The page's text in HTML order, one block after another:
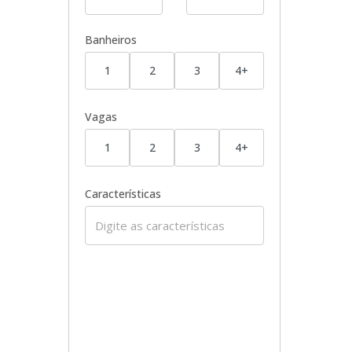
Banheiros
1 2 3 4+
Vagas
1 2 3 4+
Características